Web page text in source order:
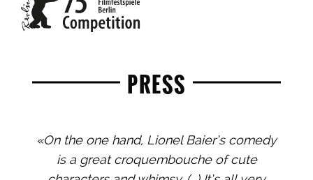
PRESS
«On the one hand, Lionel Baier’s comedy
is a great croquembouche of cute